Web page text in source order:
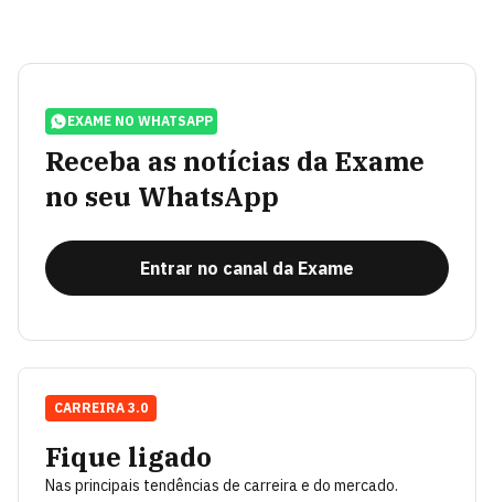
EXAME NO WHATSAPP
Receba as notícias da Exame
no seu WhatsApp
Entrar no canal da Exame
Fique ligado
Nas principais tendências de carreira e do mercado.
CARREIRA 3.0